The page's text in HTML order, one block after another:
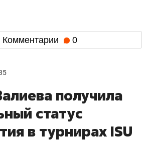
Комментарии 0
получила
статус
в турнирах ISU